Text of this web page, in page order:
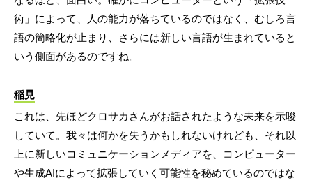
術」によって、人の能力が落ちているのではなく、むしろ言
語の簡略化が止まり、さらには新しい言語が生まれていると
いう側面があるのですね。
稲見
これは、先ほどクロサカさんがお話されたような未来を示唆
していて。我々は何かを失うかもしれないけれども、それ以
上に新しいコミュニケーションメディアを、コンピューター
や生成AIによって拡張していく可能性を秘めているのではな